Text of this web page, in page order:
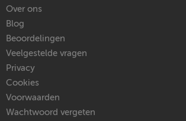
Over ons
Blog
Beoordelingen
Veelgestelde vragen
Privacy
Cookies
Voorwaarden
Wachtwoord vergeten